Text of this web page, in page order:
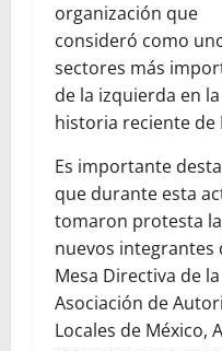
organización que
consideró como
sectores más
de la izquierda en la
historia reciente de
Es importante
que durante esta
tomaron protesta
nuevos integrantes
Mesa Directiva de la
Asociación de
Locales de México,